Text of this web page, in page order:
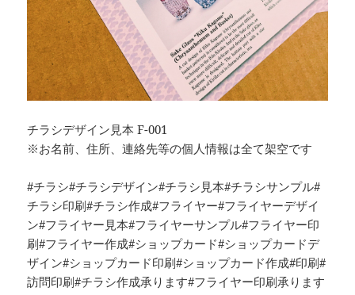
チラシデザイン見本 F-001
※お名前、住所、連絡先等の個人情報は全て架空です
#チラシ#チラシデザイン#チラシ見本#チラシサンプル#
チラシ印刷#チラシ作成#フライヤー#フライヤーデザイ
ン#フライヤー見本#フライヤーサンプル#フライヤー印
刷#フライヤー作成#ショップカード#ショップカードデ
ザイン#ショップカード印刷#ショップカード作成#印刷#
訪問印刷#チラシ作成承ります#フライヤー印刷承ります